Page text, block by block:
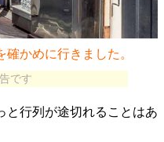
かめに行きました。
です